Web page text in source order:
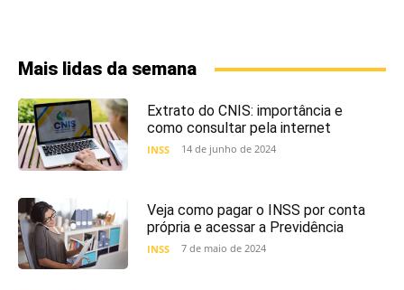
Mais lidas da semana
Extrato do CNIS: importância e
como consultar pela internet
INSS 14 de junho de 2024
Veja como pagar o INSS por conta
própria e acessar a Previdência
INSS 7 de maio de 2024